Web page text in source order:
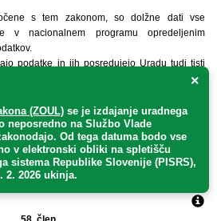
s tem zakonom, so dolžne dati vse
v nacionalnem programu opredeljenim
podatke in jih posredujejo Uradu tudi tisti
iz prejšnjega odstavka, ki ne izpolnjujejo
nanaša na že vzpostavljene zbirke osebnih
programom statističnih raziskovanj.
odstavka tega člena lahko do zakonske
podatke s svojega področja, vendar
določenih nalog.
×
(ZOUL) se je izdajanje uradnega
neposredno na Službo Vlade
. Od tega datuma bodo vse
v elektronski obliki na spletišču
sistema Republike Slovenije (PISRS),
2. 2026 ukinja.